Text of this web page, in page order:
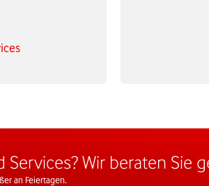
Wir beraten Sie
an Feiertagen.